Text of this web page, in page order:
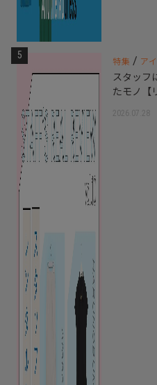
5 特集 / ア
スタッフ
たモノ【
2026.07.28